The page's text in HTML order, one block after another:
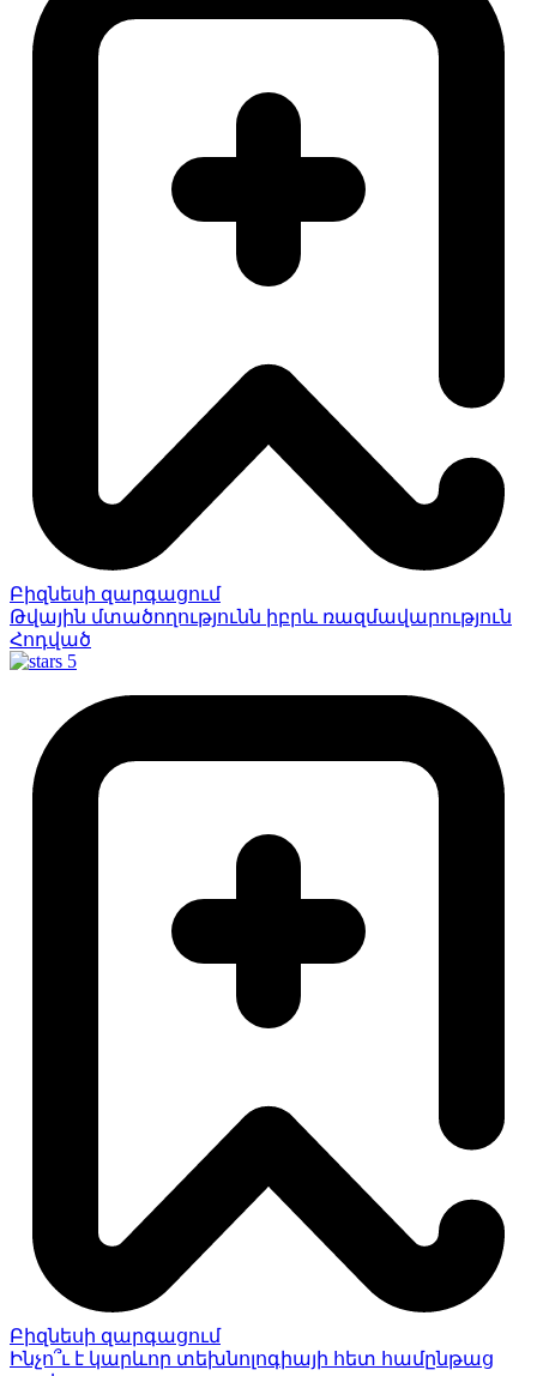
Բիզնեսի զարգացում
Թվային մտածողությունն իբրև ռազմավարություն
Հոդված
5
Բիզնեսի զարգացում
Ինչո՞ւ է կարևոր տեխնոլոգիայի հետ համընթաց